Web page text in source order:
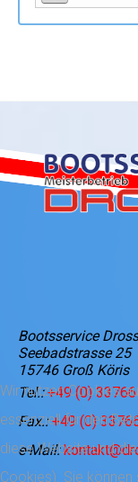
Bootsservice Dross
Seebadstrasse 25
15746 Groß Köris
Tel.:+49 (0)
Fax.:+49 (0)
e-Mail:
Wir nutzen Cookies
essenziell für den
diese Website und
Cookies). Sie